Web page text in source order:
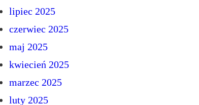
lipiec 2025
czerwiec 2025
maj 2025
kwiecień 2025
marzec 2025
luty 2025